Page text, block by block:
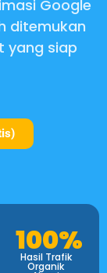
Google
ditemukan
yang siap
100%
Hasil Trafik
Organik